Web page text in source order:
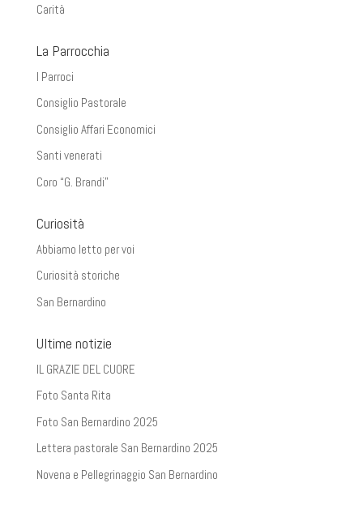
Carità
La Parrocchia
I Parroci
Consiglio Pastorale
Consiglio Affari Economici
Santi venerati
Coro “G. Brandi”
Curiosità
Abbiamo letto per voi
Curiosità storiche
San Bernardino
Ultime notizie
IL GRAZIE DEL CUORE
Foto Santa Rita
Foto San Bernardino 2025
Lettera pastorale San Bernardino 2025
Novena e Pellegrinaggio San Bernardino